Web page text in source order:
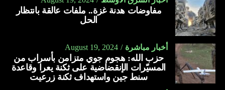
يعالج الجروح.
يقلّل النزيف.
يحمي من فقر الدم خلال الحمل.
ينظّم مستوى ضغط الدم.
يعمل على تبطين المعدة.
مفاوضات هدنة غزة.. ملفات عالقة بانتظار
الحل
أخبار مباشرة August 19, 2024
حزب الله: هجوم جوي متزامن بأسراب من
المسيّرات الإنقضاضية على ثكنة يعرا وقاعدة
سنط جين واستهداف ثكنة زرعيت